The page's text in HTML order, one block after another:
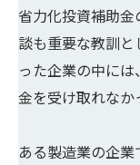
省力化投資補助
談も重要な教訓
った企業の中に
金を受け取れなか
ある製造業の企